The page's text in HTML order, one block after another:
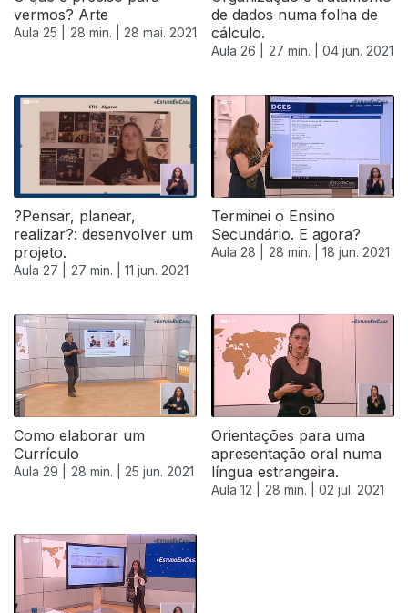
vermos? Arte
Aula 25 | 28 min. | 28 mai. 2021
de dados numa folha de
cálculo.
Aula 26 | 27 min. | 04 jun. 2021
?Pensar, planear,
realizar?: desenvolver um
projeto.
Aula 27 | 27 min. | 11 jun. 2021
Terminei o Ensino
Secundário. E agora?
Aula 28 | 28 min. | 18 jun. 2021
Como elaborar um
Currículo
Aula 29 | 28 min. | 25 jun. 2021
Orientações para uma
apresentação oral numa
língua estrangeira.
Aula 12 | 28 min. | 02 jul. 2021
556419